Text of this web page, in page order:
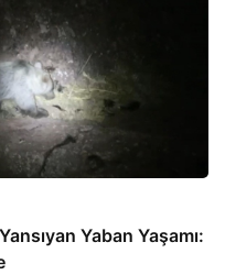
Yaban Yaşamı: